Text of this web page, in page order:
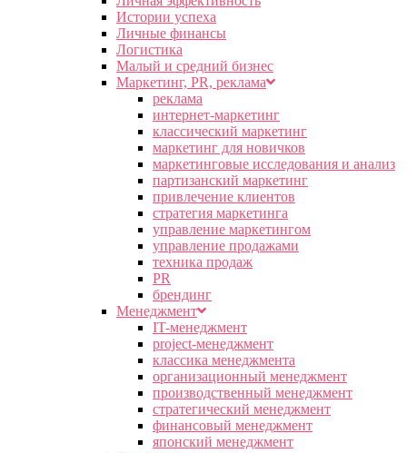
Истории успеха
Личные финансы
Логистика
Малый и средний бизнес
Маркетинг, PR, реклама
реклама
интернет-маркетинг
классический маркетинг
маркетинг для новичков
маркетинговые исследования и анализ
партизанский маркетинг
привлечение клиентов
стратегия маркетинга
управление маркетингом
управление продажами
техника продаж
PR
брендинг
Менеджмент
IT-менеджмент
project-менеджмент
классика менеджмента
организационный менеджмент
производственный менеджмент
стратегический менеджмент
финансовый менеджмент
японский менеджмент